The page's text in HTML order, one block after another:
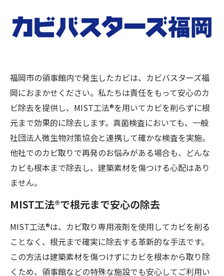
福岡市の領事館内で発生したカビは、カビバスターズ福
岡におまかせください。私たちは責任をもって安心のカ
ビ除去を提供し、MIST工法®を用いてカビを削らずに根
元まで効果的に除去します。真菌検査においても、一般
社団法人微生物対策協会と連携して確かな検査を実施。
他社でのカビ取りで再発のお悩みがある場合も、どんな
カビも根本まで除去し、建築素材を傷つける心配はあり
ません。
MIST工法®で根元まで安心の除去
MIST工法®は、カビ取り専用液剤を使用してカビを削る
ことなく、根元まで確実に除去する革新的な手法です。
この方法は建築素材を傷つけずにカビを根本から取り除
くため、領事館などの特殊な施設でも安心してご利用い